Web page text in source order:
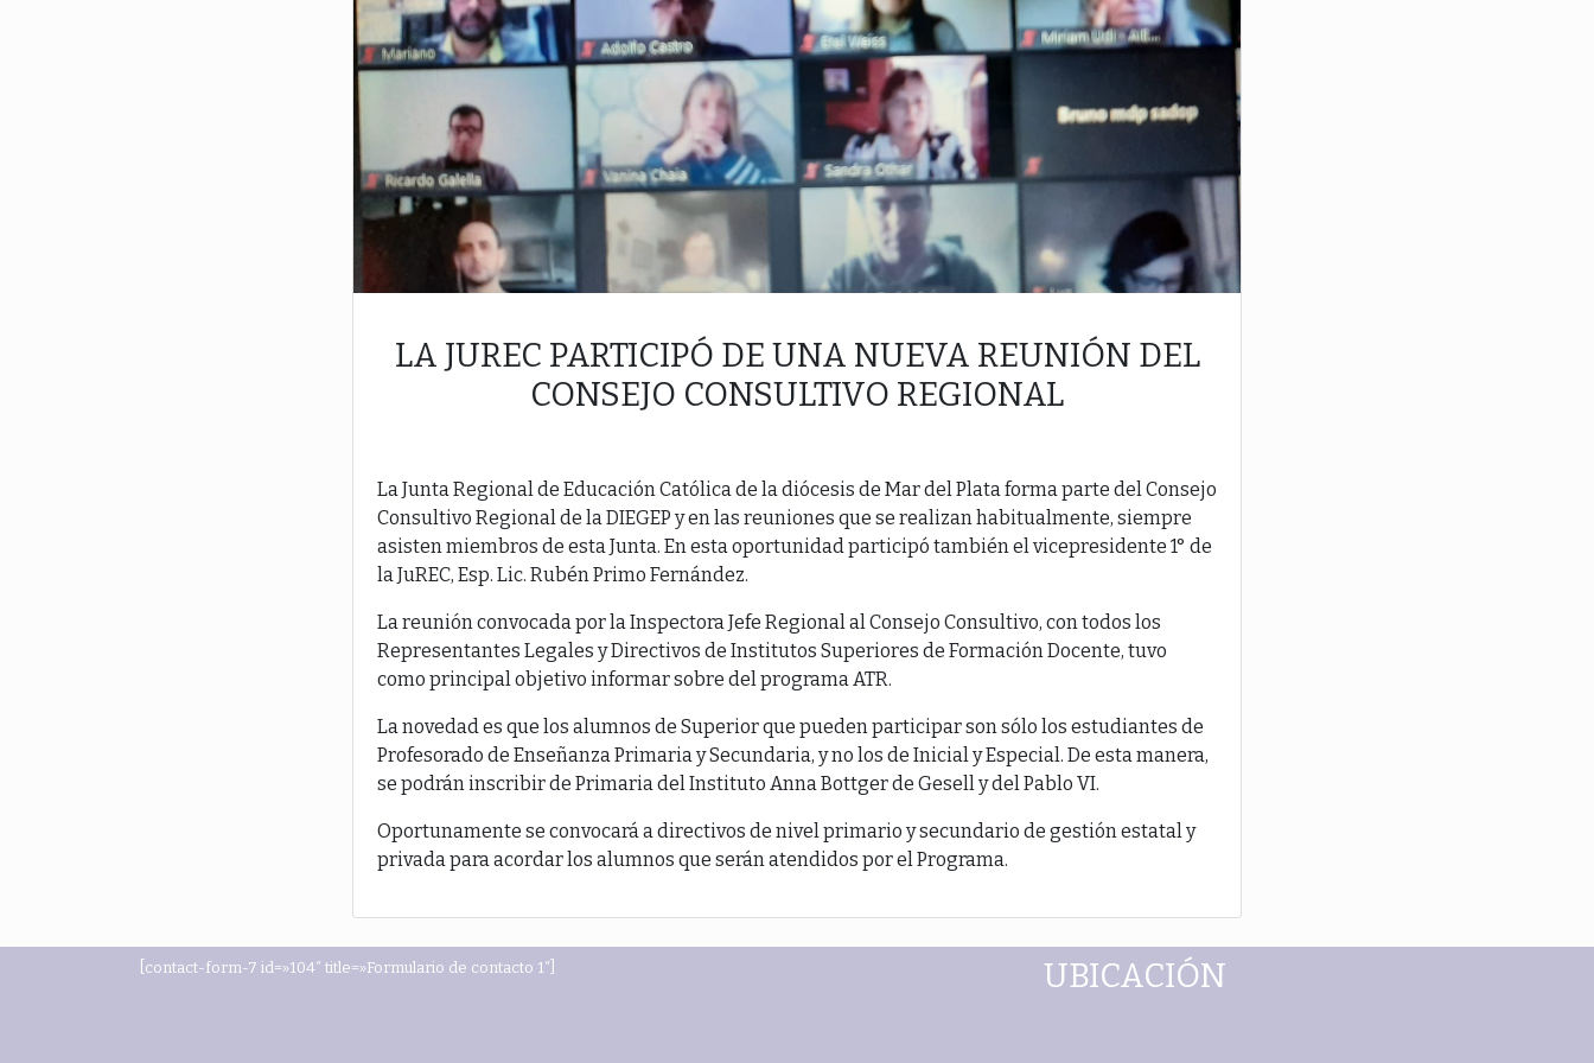
LA JUREC PARTICIPÓ DE UNA NUEVA REUNIÓN DEL
CONSEJO CONSULTIVO REGIONAL
La Junta Regional de Educación Católica de la diócesis de Mar del Plata forma parte del Consejo
Consultivo Regional de la DIEGEP y en las reuniones que se realizan habitualmente, siempre
asisten miembros de esta Junta. En esta oportunidad participó también el vicepresidente 1° de
la JuREC, Esp. Lic. Rubén Primo Fernández.
La reunión convocada por la Inspectora Jefe Regional al Consejo Consultivo, con todos los
Representantes Legales y Directivos de Institutos Superiores de Formación Docente, tuvo
como principal objetivo informar sobre del programa ATR.
La novedad es que los alumnos de Superior que pueden participar son sólo los estudiantes de
Profesorado de Enseñanza Primaria y Secundaria, y no los de Inicial y Especial. De esta manera,
se podrán inscribir de Primaria del Instituto Anna Bottger de Gesell y del Pablo VI.
Oportunamente se convocará a directivos de nivel primario y secundario de gestión estatal y
privada para acordar los alumnos que serán atendidos por el Programa.
[contact-form-7 id=»104″ title=»Formulario de contacto 1″] UBICACIÓN